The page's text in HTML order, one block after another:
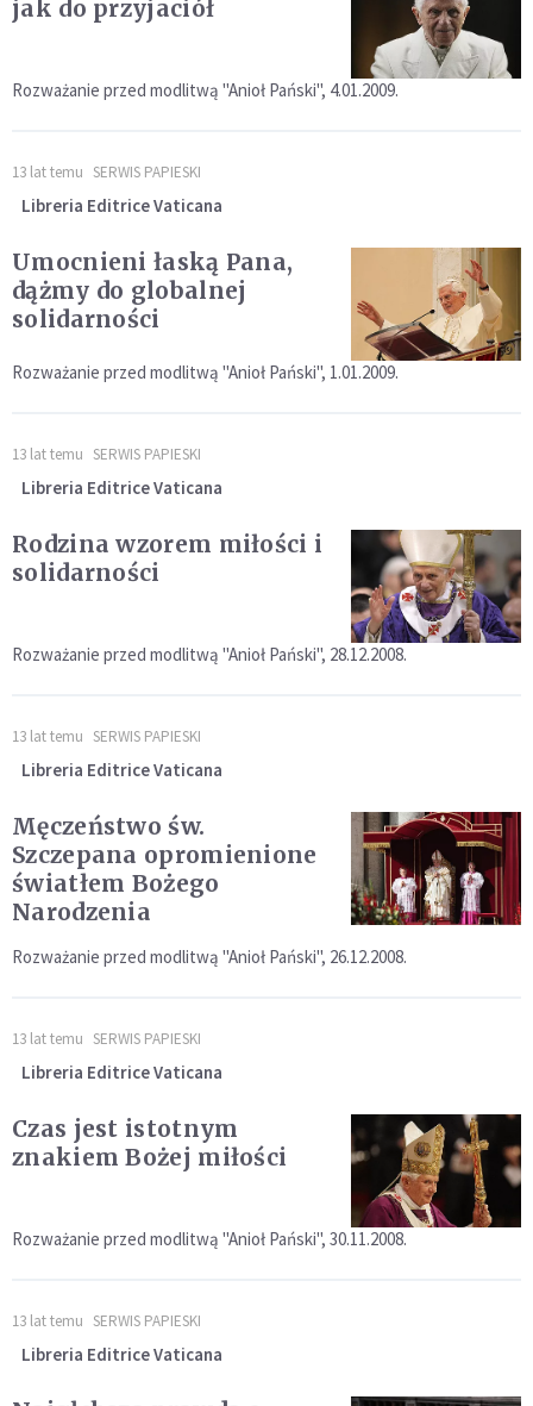
jak do przyjaciół
Rozważanie przed modlitwą "Anioł Pański", 4.01.2009.
13 lat temu SERWIS PAPIESKI
Libreria Editrice Vaticana
Umocnieni łaską Pana,
dążmy do globalnej
solidarności
Rozważanie przed modlitwą "Anioł Pański", 1.01.2009.
13 lat temu SERWIS PAPIESKI
Libreria Editrice Vaticana
Rodzina wzorem miłości i
solidarności
Rozważanie przed modlitwą "Anioł Pański", 28.12.2008.
13 lat temu SERWIS PAPIESKI
Libreria Editrice Vaticana
Męczeństwo św.
Szczepana opromienione
światłem Bożego
Narodzenia
Rozważanie przed modlitwą "Anioł Pański", 26.12.2008.
13 lat temu SERWIS PAPIESKI
Libreria Editrice Vaticana
Czas jest istotnym
znakiem Bożej miłości
Rozważanie przed modlitwą "Anioł Pański", 30.11.2008.
13 lat temu SERWIS PAPIESKI
Libreria Editrice Vaticana